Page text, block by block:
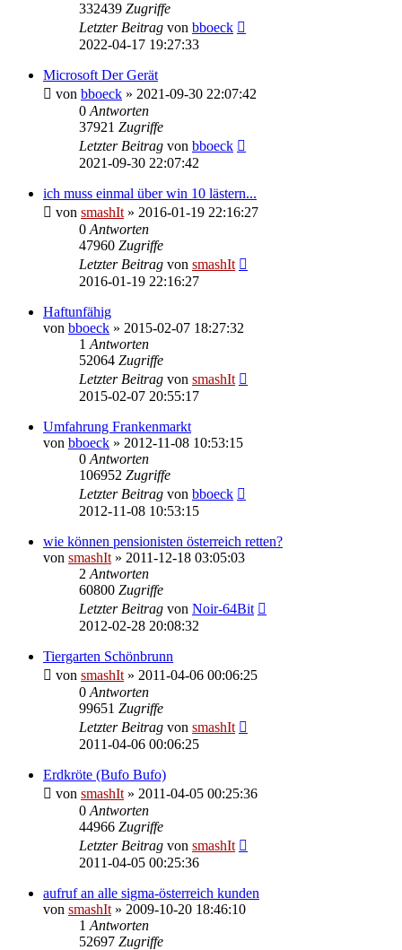
332439 Zugriffe
Letzter Beitrag von bboeck
2022-04-17 19:27:33
Microsoft Der Gerät
von bboeck » 2021-09-30 22:07:42
0 Antworten
37921 Zugriffe
Letzter Beitrag von bboeck
2021-09-30 22:07:42
ich muss einmal über win 10 lästern...
von smashIt » 2016-01-19 22:16:27
0 Antworten
47960 Zugriffe
Letzter Beitrag von smashIt
2016-01-19 22:16:27
Haftunfähig
von bboeck » 2015-02-07 18:27:32
1 Antworten
52064 Zugriffe
Letzter Beitrag von smashIt
2015-02-07 20:55:17
Umfahrung Frankenmarkt
von bboeck » 2012-11-08 10:53:15
0 Antworten
106952 Zugriffe
Letzter Beitrag von bboeck
2012-11-08 10:53:15
wie können pensionisten österreich retten?
von smashIt » 2011-12-18 03:05:03
2 Antworten
60800 Zugriffe
Letzter Beitrag von Noir-64Bit
2012-02-28 20:08:32
Tiergarten Schönbrunn
von smashIt » 2011-04-06 00:06:25
0 Antworten
99651 Zugriffe
Letzter Beitrag von smashIt
2011-04-06 00:06:25
Erdkröte (Bufo Bufo)
von smashIt » 2011-04-05 00:25:36
0 Antworten
44966 Zugriffe
Letzter Beitrag von smashIt
2011-04-05 00:25:36
aufruf an alle sigma-österreich kunden
von smashIt » 2009-10-20 18:46:10
1 Antworten
52697 Zugriffe